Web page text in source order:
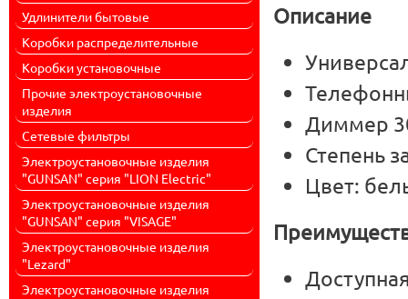
Удлинители бытовые
Коробки распределительные
Коробки установочные
Прочие электроустановочные
изделия
Сетевые фильтры
Электроустановочные изделия
"GUNSAN" серия "LION Electric"
Электроустановочные изделия
"GUNSAN" серия "VISAGE"
Электроустановочные изделия
"Lezard"
Электроустановочные изделия
Описание
Диммер
Степень
Цвет: